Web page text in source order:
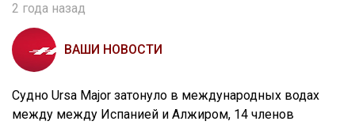
2 года назад
ВАШИ НОВОСТИ
Судно Ursa Major затонуло в международных водах
между между Испанией и Алжиром, 14 членов